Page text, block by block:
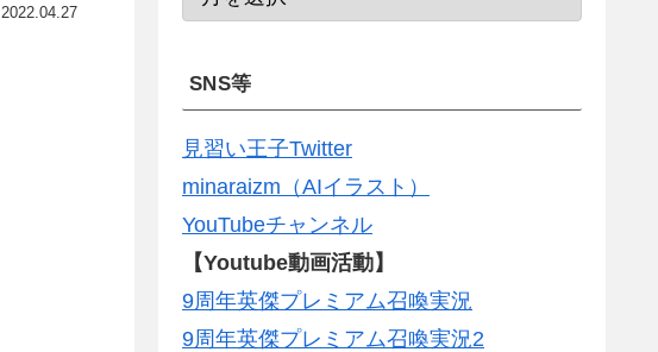
2022.04.27
SNS等
見習い王子Twitter
minaraizm（AIイラスト）
YouTubeチャンネル
【Youtube動画活動】
9周年英傑プレミアム召喚実況
9周年英傑プレミアム召喚実況2